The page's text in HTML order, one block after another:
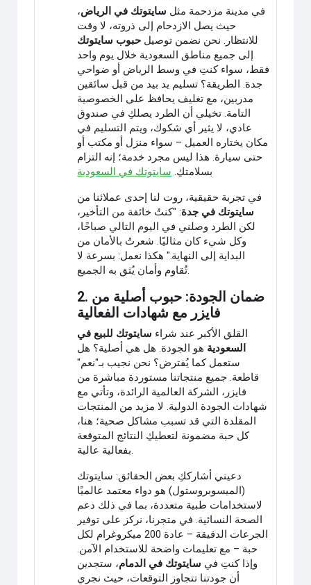
في مدينة مزدحمة مثل سايتوتك في الرياض،
حيث يصل الازدحام إلى ذروته، لا وقت
للانتظار. نحن نضمن توصيل حبوب سايتوتك
إلى جميع مناطق السعودية خلال يوم واحد
فقط، سواء كنتِ في وسط الرياض أو ضواحي
جدة. الطريقة؟ تسليم يد بيد من قبل سائقين
مدربين، مع تغليف يحافظ على الخصوصية
التامة. تخيلي أن الطرد يصلكِ في صندوق
عادي، لا يثير أي شكوك، ويتم التسليم في
مكان يختاره العميل – سواء منزل أو مكتب أو
حتى سيارة. هذا ليس مجرد خدمة؛ إنه التزام
بسلامتكِ. سايتوتك في السعودية
في تجربة حقيقية، روت لنا إحدى عملائنا من
سايتوتك في جدة: "كنتُ خائفة من التأخير،
لكن الطرد وصلني في اليوم التالي صباحًا،
وكل شيء كان مثاليًا. شعرتُ بالأمان من
البداية إلى النهاية." هكذا نعمل: بسرعة لا
تُقاوم وأمان يُثق به الجميع.
2. ضمان الجودة: حبوب أصلية من
فايزر مع شهادات الفعالية
القلق الأكبر عند شراء سايتوتك للبيع في
السعودية هو الجودة. هل هي أصلية؟ هل
ستعمل كما يُفترض؟ نحن نجيب بـ"نعم"
قاطعة. جميع منتجاتنا مستوردة مباشرة من
فايزر، الشركة العالمية الرائدة، وتأتي مع
شهادات الجودة الدولية. لا مزيد من المنتجات
المقلدة التي قد تسبب مشاكل صحية؛ هنا،
كل حبة مضمونة لتعطيكِ النتائج المتوقعة
بفعالية عالية.
دعيني أشارككِ بعض الحقائق: سايتوتك
(الميسوبروستول) هو دواء معتمد عالميًا
لاستخدامات طبية متعددة، بما في ذلك دعم
الصحة النسائية. في متجرنا، نركز على توفير
الجرعات الدقيقة – عادة 200 ميكروغرام لكل
حبة – مع تعليمات واضحة للاستخدام الآمن.
وإذا كنتِ في سايتوتك في الدمام، ستجدين
أن جودتنا تتجاوز التوقعات، حيث نجري